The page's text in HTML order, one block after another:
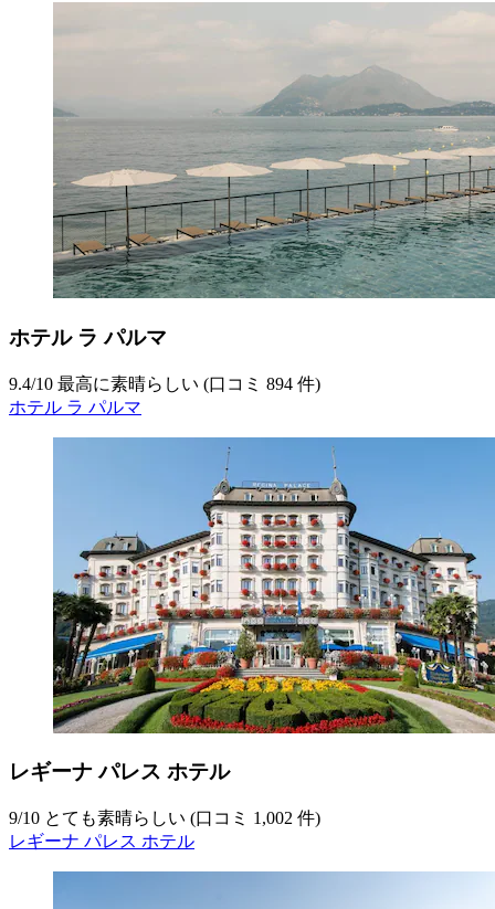
ホテル ラ パルマ
9.4/10 最高に素晴らしい (口コミ 894 件)
ホテル ラ パルマ
レギーナ パレス ホテル
9/10 とても素晴らしい (口コミ 1,002 件)
レギーナ パレス ホテル